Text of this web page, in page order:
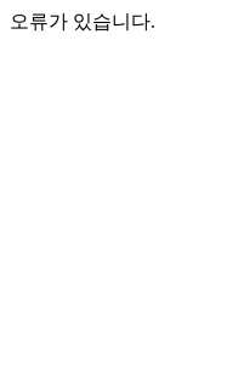
오류가 있습니다.